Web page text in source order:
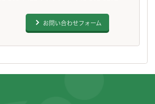
お問い合わせフォーム